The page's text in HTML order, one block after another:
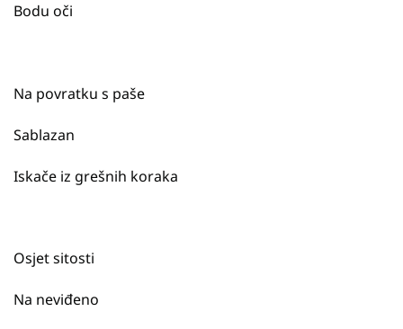
Bodu oči
Na povratku s paše
Sablazan
Iskače iz grešnih koraka
Osjet sitosti
Na neviđeno